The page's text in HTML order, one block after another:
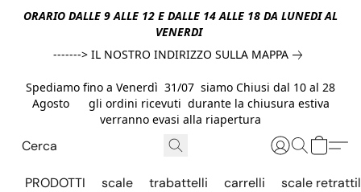
ORARIO DALLE 9 ALLE 12 E DALLE 14 ALLE 18 DA LUNEDI AL
VENERDI
-------> IL NOSTRO INDIRIZZO SULLA MAPPA
Spediamo fino a Venerdì 31/07 siamo Chiusi dal 10 al 28
Agosto gli ordini ricevuti durante la chiusura estiva
verranno evasi alla riapertura
PRODOTTI scale trabattelli carrelli scale